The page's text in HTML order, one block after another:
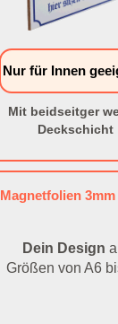
Nur für Innen
Mit beidseitger
Deckschicht
Magnetfolien
Dein Design
Größen von A6